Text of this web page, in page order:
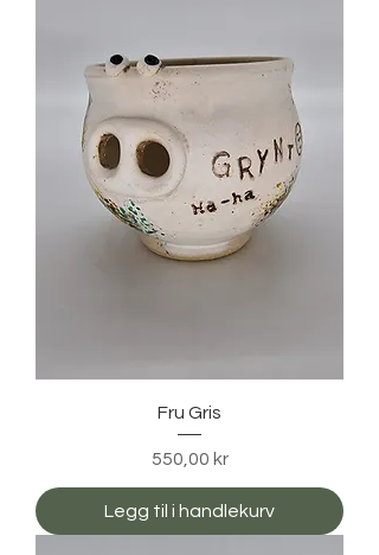
Fru Gris
Pris
550,00 kr
Legg til i handlekurv